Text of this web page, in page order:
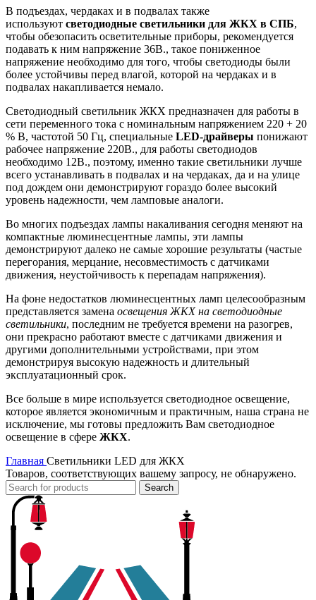
В подъездах, чердаках и в подвалах также
используют светодиодные светильники для ЖКХ в СПБ,
чтобы обезопасить осветительные приборы, рекомендуется
подавать к ним напряжение 36В., такое пониженное
напряжение необходимо для того, чтобы светодиоды были
более устойчивы перед влагой, которой на чердаках и в
подвалах накапливается немало.
Светодиодный светильник ЖКХ предназначен для работы в
сети переменного тока с номинальным напряжением 220 + 20
% В, частотой 50 Гц, специальные LED-драйверы понижают
рабочее напряжение 220В., для работы светодиодов
необходимо 12В., поэтому, именно такие светильники лучше
всего устанавливать в подвалах и на чердаках, да и на улице
под дождем они демонстрируют гораздо более высокий
уровень надежности, чем ламповые аналоги.
Во многих подъездах лампы накаливания сегодня меняют на
компактные люминесцентные лампы, эти лампы
демонстрируют далеко не самые хорошие результаты (частые
перегорания, мерцание, несовместимость с датчиками
движения, неустойчивость к перепадам напряжения).
На фоне недостатков люминесцентных ламп целесообразным
представляется замена освещения ЖКХ на светодиодные
светильники, последним не требуется времени на разогрев,
они прекрасно работают вместе с датчиками движения и
другими дополнительными устройствами, при этом
демонстрируя высокую надежность и длительный
эксплуатационный срок.
Все больше в мире используется светодиодное освещение,
которое является экономичным и практичным, наша страна не
исключение, мы готовы предложить Вам светодиодное
освещение в сфере ЖКХ.
Главная Cветильники LED для ЖКХ
Товаров, соответствующих вашему запросу, не обнаружено.
Search